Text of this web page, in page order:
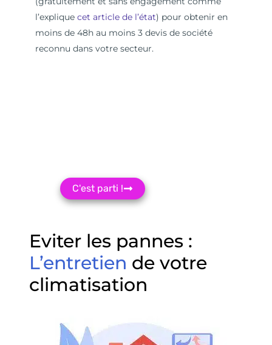
l’explique cet article de l’état) pour obtenir en
moins de 48h au moins 3 devis de société
reconnu dans votre secteur.
C'est parti !
Eviter les pannes :
L’entretien de votre
climatisation